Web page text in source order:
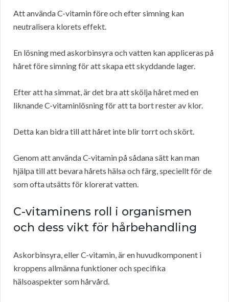
Att använda C-vitamin före och efter simning kan
neutralisera klorets effekt.
En lösning med askorbinsyra och vatten kan appliceras på
håret före simning för att skapa ett skyddande lager.
Efter att ha simmat, är det bra att skölja håret med en
liknande C-vitaminlösning för att ta bort rester av klor.
Detta kan bidra till att håret inte blir torrt och skört.
Genom att använda C-vitamin på sådana sätt kan man
hjälpa till att bevara hårets hälsa och färg, speciellt för de
som ofta utsätts för klorerat vatten.
C-vitaminens roll i organismen
och dess vikt för hårbehandling
Askorbinsyra, eller C-vitamin, är en huvudkomponent i
kroppens allmänna funktioner och specifika
hälsoaspekter som hårvård.